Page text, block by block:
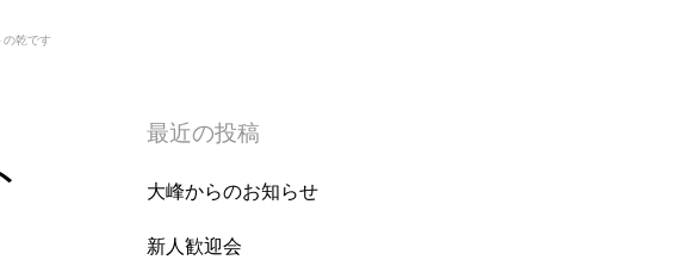
の乾です
最近の投稿
大峰からのお知らせ
新人歓迎会